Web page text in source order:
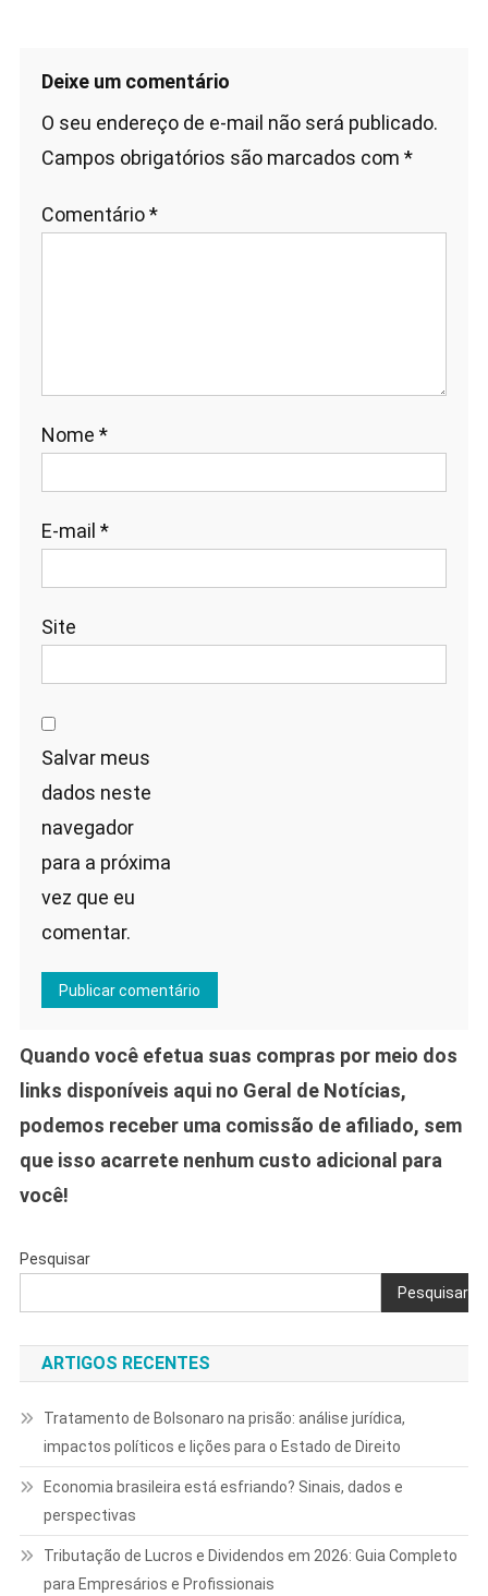
Deixe um comentário
O seu endereço de e-mail não será publicado.
Campos obrigatórios são marcados com *
Comentário*
Nome *
E-mail *
Site
Salvar meus
dados neste
navegador
para a próxima
vez que eu
comentar.
Quando você efetua suas compras por meio dos
links disponíveis aqui no Geral de Notícias,
podemos receber uma comissão de afiliado, sem
que isso acarrete nenhum custo adicional para
você!
Pesquisar
Pesquisar
ARTIGOS RECENTES
Tratamento de Bolsonaro na prisão: análise jurídica,
impactos políticos e lições para o Estado de Direito
Economia brasileira está esfriando? Sinais, dados e
perspectivas
Tributação de Lucros e Dividendos em 2026: Guia Completo
para Empresários e Profissionais